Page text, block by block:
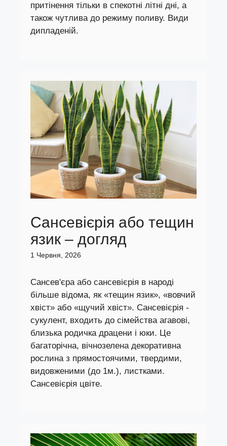
притінення тільки в спекотні літні дні, а
також чутлива до режиму поливу. Види
дипладеній.
Сансевієрія або тещин
язик – догляд
1 Червня, 2026
Сансев'єра або сансевієрія в народі
більше відома, як «тещин язик», «вовчий
хвіст» або «щучий хвіст». Сансевієрія -
сукулент, входить до сімейства агавові,
близька родичка драцени і юки. Це
багаторічна, вічнозелена декоративна
рослина з прямостоячими, твердими,
видовженими (до 1м.), листками.
Сансевієрія цвіте.